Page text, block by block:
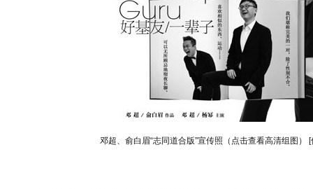
邓超、俞白眉“志同道合版”宣传照（点击查看高清组图）